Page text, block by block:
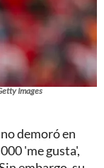
Images
demoró en
'me gusta',